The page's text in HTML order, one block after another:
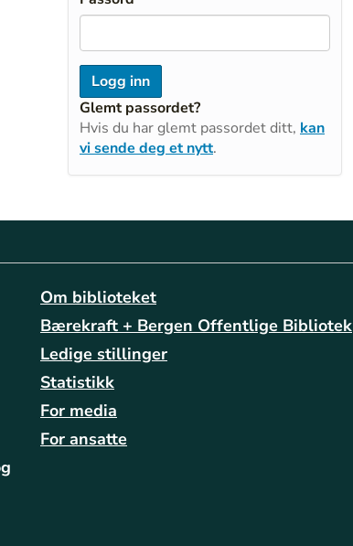
Glemt passordet?
Hvis du har glemt passordet ditt, kan
vi sende deg et nytt.
Om biblioteket
Bærekraft + Bergen Offentlige Bibliotek
Ledige stillinger
Statistikk
For media
For ansatte